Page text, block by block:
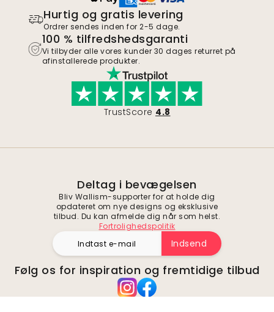
Hurtig og gratis levering
Ordrer sendes inden for 2-5 dage.
100 % tilfredshedsgaranti
Vi tilbyder alle vores kunder 30 dages returret på
afinstallerede produkter.
TrustScore 4.8
Deltag i bevægelsen
Bliv Wallism-supporter for at holde dig
opdateret om nye designs og eksklusive
tilbud. Du kan afmelde dig når som helst.
Fortrolighedspolitik
Indsend
Følg os for inspiration og fremtidige tilbud